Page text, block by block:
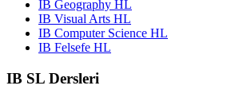
IB Geography HL
IB Visual Arts HL
IB Computer Science HL
IB Felsefe HL
IB SL Dersleri